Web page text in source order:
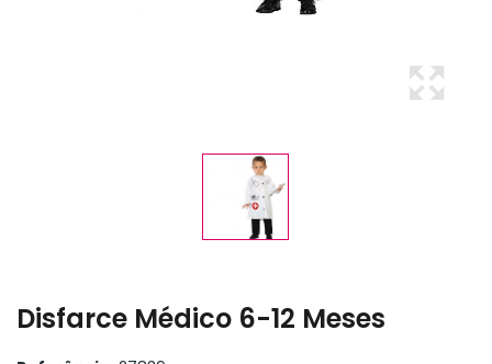
Disfarce Médico 6-12 Meses